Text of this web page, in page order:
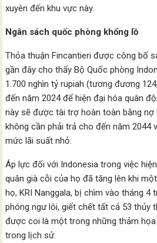
xuyên đến khu vực này.
Ngân sách quốc phòng khổng lồ
Thỏa thuận Fincantieri được công bố
gần đây cho thấy Bộ Quốc phòng
1.700 nghìn tỷ rupiah (tương đương
đến năm 2024 để hiện đại hóa quân
này sẽ được tài trợ hoàn toàn bằng nợ
không cần phải trả cho đến năm 2044
mức lãi suất nhỏ.
Áp lực đối với Indonesia trong việc
quân già cỗi của họ đã tăng lên khi
họ, KRI Nanggala, bị chìm vào tháng
phóng ngư lôi, giết chết tất cả 53 thủy
được coi là một trong những thảm
trong lịch sử.